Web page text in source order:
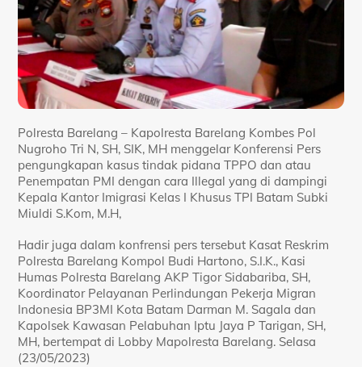
Polresta Barelang – Kapolresta Barelang Kombes Pol
Nugroho Tri N, SH, SIK, MH menggelar Konferensi Pers
pengungkapan kasus tindak pidana TPPO dan atau
Penempatan PMI dengan cara Illegal yang di dampingi
Kepala Kantor Imigrasi Kelas I Khusus TPI Batam Subki
Miuldi S.Kom, M.H,
Hadir juga dalam konfrensi pers tersebut Kasat Reskrim
Polresta Barelang Kompol Budi Hartono, S.I.K., Kasi
Humas Polresta Barelang AKP Tigor Sidabariba, SH,
Koordinator Pelayanan Perlindungan Pekerja Migran
Indonesia BP3MI Kota Batam Darman M. Sagala dan
Kapolsek Kawasan Pelabuhan Iptu Jaya P Tarigan, SH,
MH, bertempat di Lobby Mapolresta Barelang. Selasa
(23/05/2023)